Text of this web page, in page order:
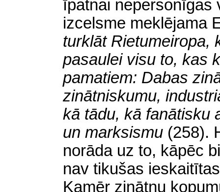
īpatnai nepersonīgas
izcelsme meklējama
turklāt Rietumeiropa,
pasaulei visu to, kas
pamatiem: Dabas
zinātniskumu,
kā tādu, kā fanātisku
un marksismu (258).
norāda uz to, kāpēc
nav tikušas
Kamēr zinātņu